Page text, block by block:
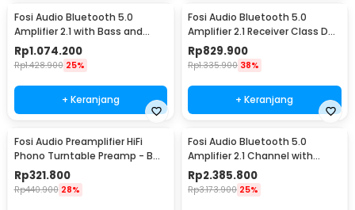
Fosi Audio Bluetooth 5.0
Amplifier 2.1 with Bass and
Treble Control - BT30D
Rp1.074.200
Rp1.428.900 25%
+ Keranjang
Fosi Audio Bluetooth 5.0
Amplifier 2.1 Receiver Class D
2x160W - BL20C
Rp829.900
Rp1.335.900 38%
+ Keranjang
Fosi Audio Preamplifier HiFi
Phono Turntable Preamp - BOX
X1
Rp321.800
Rp440.900 28%
Fosi Audio Bluetooth 5.0
Amplifier 2.1 Channel with
Remote - DA2120C
Rp2.385.800
Rp3.173.900 25%